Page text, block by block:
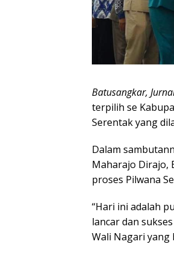
Batusangkar,
terpilih se
Serentak yang
Dalam
Maharajo Dirajo,
proses Pilwana
“Hari ini adalah
lancar dan
Wali Nagari yang